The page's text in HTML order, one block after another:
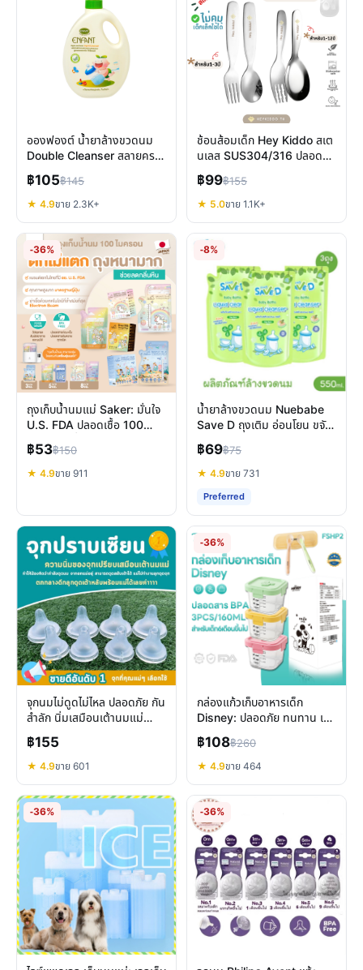
อองฟองต์ น้ำยาล้างขวดนม
Double Cleanser สลายคราบ
โปรตีน ยับยั้งแบคทีเรีย
ปลอดภัย
฿105฿145
★ 4.9ขาย 2.3K+
ช้อนส้อมเด็ก Hey Kiddo สเต
นเลส SUS304/316 ปลอดภัย
สูงสำหรับลูกน้อย 8 เดือน+
฿99฿155
★ 5.0ขาย 1.1K+
-36%
ถุงเก็บน้ำนมแม่ Saker: มั่นใจ
U.S. FDA ปลอดเชื้อ 100
ไมครอน เพื่อลูกน้อย
฿53฿150
★ 4.9ขาย 911
-8%
น้ำยาล้างขวดนม Nuebabe
Save D ถุงเติม อ่อนโยน ขจัด
คราบและกลิ่นคาว
฿69฿75
★ 4.9ขาย 731
Preferred
จุกนมไม่ดูดไม่ไหล ปลอดภัย กัน
สำลัก นิ่มเสมือนเต้านมแม่
สำหรับเด็ก
฿155
★ 4.9ขาย 601
-36%
กล่องแก้วเก็บอาหารเด็ก
Disney: ปลอดภัย ทนทาน เข้า
ไมโครเวฟ แช่แข็งได้
฿108฿260
★ 4.9ขาย 464
-36% -36%